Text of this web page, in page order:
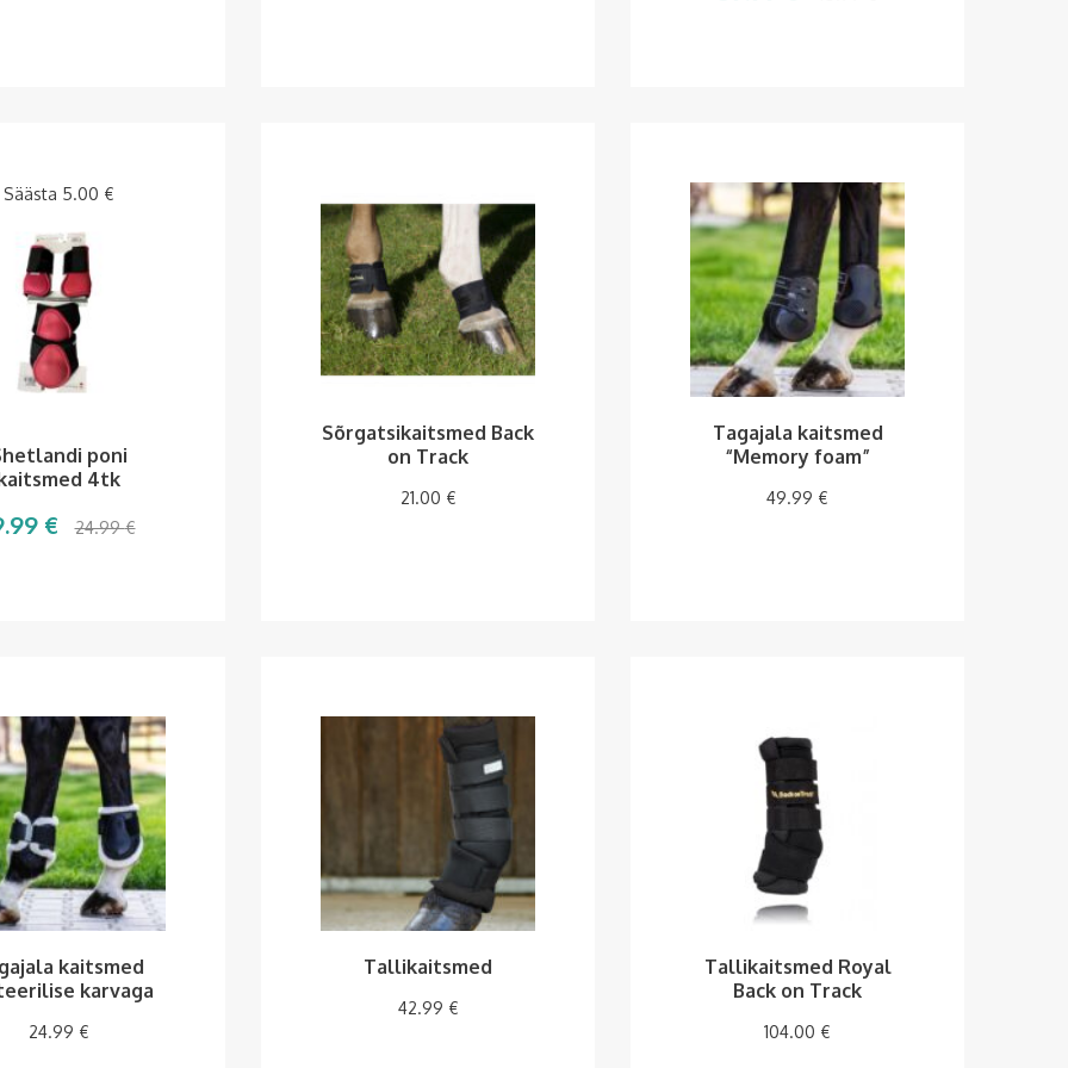
Säästa 5.00 €
poni
4tk
€ 24.99€
Sõrgatsikaitsmed Back
on Track
21.00 €
Tagajala kaitsmed
“Memory foam”
49.99 €
kaitsmed
karvaga
24.99 €
Tallikaitsmed
42.99 €
Tallikaitsmed Royal
Back on Track
104.00 €